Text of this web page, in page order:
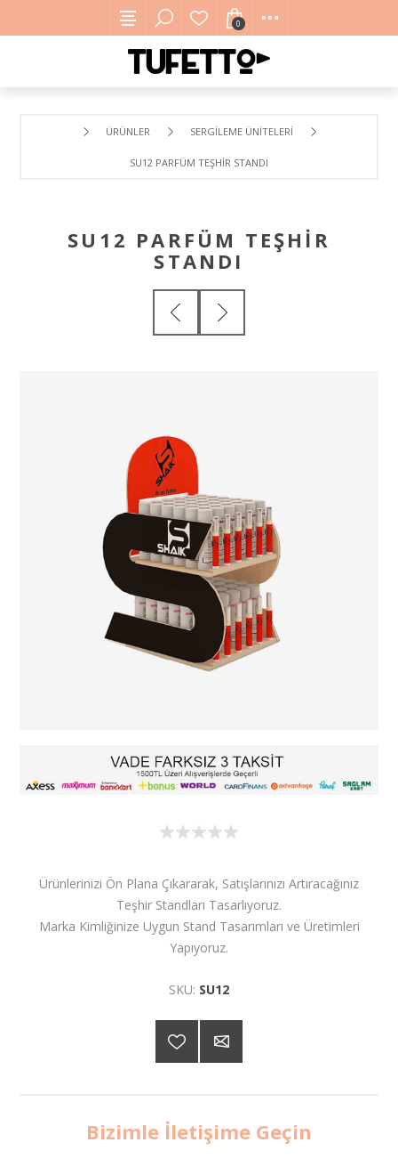
0
ÜRÜNLER SERGILEME ÜNITELERI
SU12 PARFÜM TEŞHIR STANDI
SU12 PARFÜM TEŞHIR
STANDI
Ürünlerinizi Ön Plana Çıkararak, Satışlarınızı Artıracağınız
Teşhir Standları Tasarlıyoruz.
Marka Kimliğinize Uygun Stand Tasarımları ve Üretimleri
Yapıyoruz.
SKU: SU12
Bizimle İletişime Geçin